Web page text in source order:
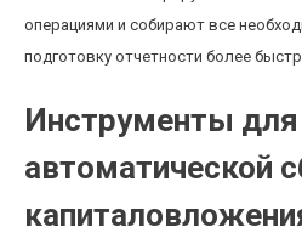
операциями и собирают все
подготовку отчетности более
Инструменты для
автоматической